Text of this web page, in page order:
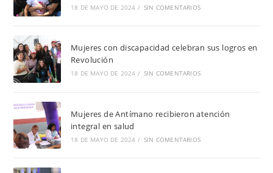
18 DE MAYO DE 2024 / SIN COMENTARIOS
Mujeres con discapacidad celebran sus logros en
Revolución
18 DE MAYO DE 2024 / SIN COMENTARIOS
Mujeres de Antímano recibieron atención
integral en salud
18 DE MAYO DE 2024 / SIN COMENTARIOS